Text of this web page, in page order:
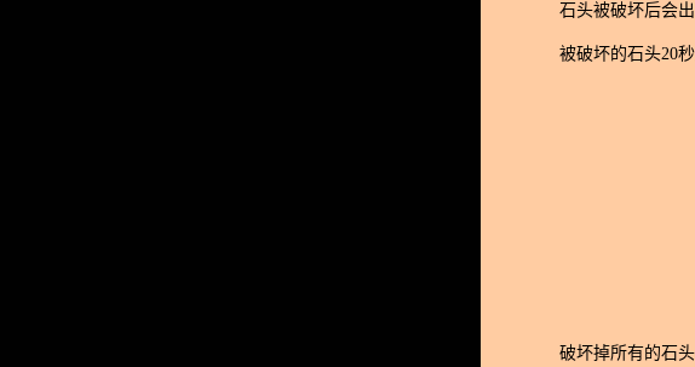
石头被破坏后会出
被破坏的石头20秒
破坏掉所有的石头(